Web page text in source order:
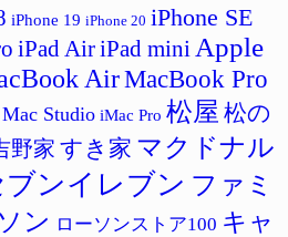
iPhone 19 iPhone 20 iPhone SE
iPad AiriPad mini Apple
AirMacBook Pro
Mac Studio iMac Pro 松屋 松の
野家 すき家 マクドナル
ブンイレブン ファミ
ン ローソンストア100 キャ